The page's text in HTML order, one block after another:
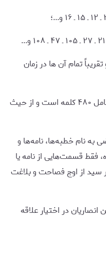
نامه است و تقریباً تمام آن ها در زمان
۳. کلمات قصار یا قصار الحکم، که شامل ۴۸۰ کلمه است و از حیث
به نام خطبه‌ها، نامه‌ها و
فقط قسمت‌هایی از نامه یا
سید از اوج فصاحت و بلاغت
در اختیار علاقه